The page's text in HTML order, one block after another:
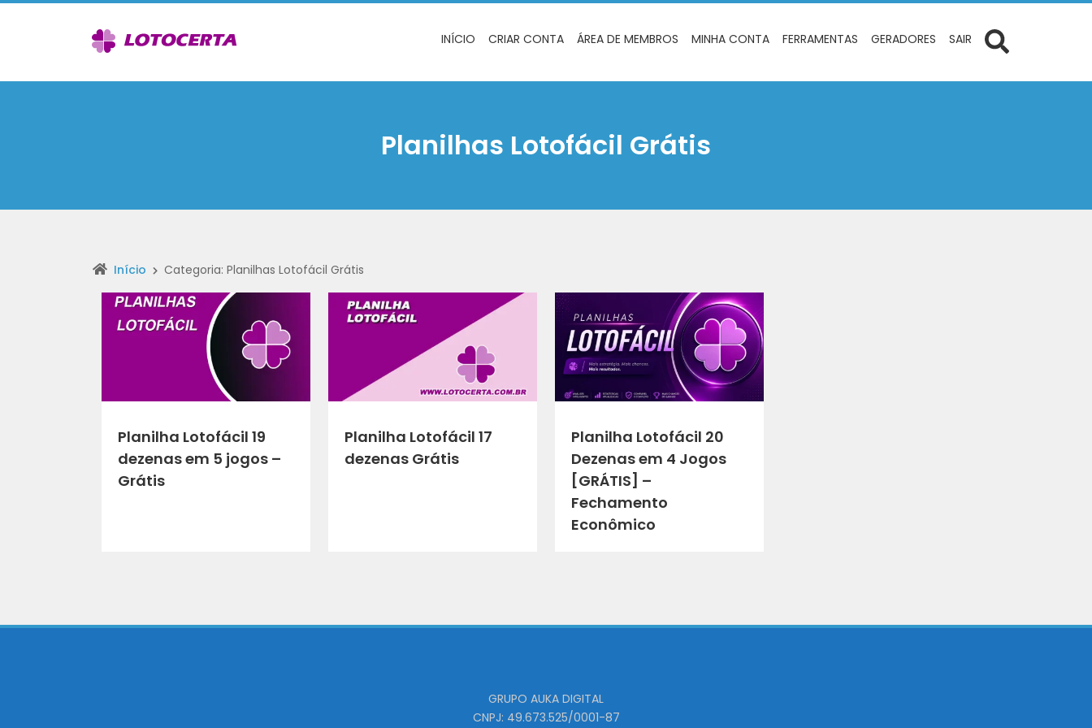
INÍCIO CRIAR CONTA ÁREA DE MEMBROS MINHA CONTA FERRAMENTAS GERADORES SAIR
Planilhas Lotofácil Grátis
Início Categoria: Planilhas Lotofácil Grátis
Planilha Lotofácil 19
dezenas em 5 jogos –
Grátis
Planilha Lotofácil 17
dezenas Grátis
Planilha Lotofácil 20
Dezenas em 4 Jogos
[GRÁTIS] –
Fechamento
Econômico
GRUPO AUKA DIGITAL
CNPJ: 49.673.525/0001-87